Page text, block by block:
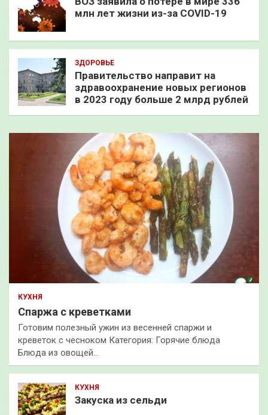
млн лет жизни из-за COVID-19
ЗДОРОВЬЕ
Правительство направит на
здравоохранение новых регионов
в 2023 году больше 2 млрд рублей
КУХНЯ
Спаржа с креветками
Готовим полезный ужин из весенней спаржи и
креветок с чесноком Категория: Горячие блюда
Блюда из овощей…
КУХНЯ
Закуска из сельди